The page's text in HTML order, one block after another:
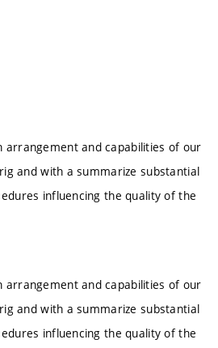
arrangement and capabilities of our
and with a summarize substantial
influencing the quality of the
arrangement and capabilities of our
and with a summarize substantial
influencing the quality of the